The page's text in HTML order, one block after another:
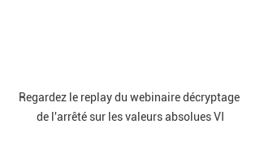
Regardez le replay du webinaire décryptage
de l'arrêté sur les valeurs absolues VI